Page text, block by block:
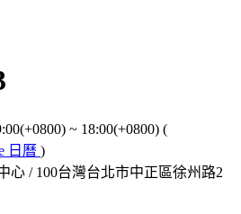
~ 18:00(+0800) (
日曆 )
心 / 100台灣台北市中正區徐州路2